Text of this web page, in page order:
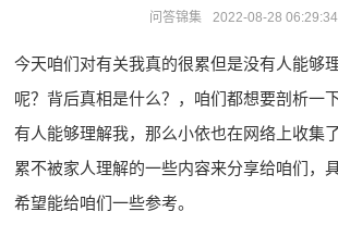
问答锦集 2022-08-28 06:29:34
今天咱们对有关我真的很累但是没有人能够
呢？背后真相是什么？，咱们都想要剖析一
有人能够理解我，那么小依也在网络上收集
累不被家人理解的一些内容来分享给咱们，
希望能给咱们一些参考。